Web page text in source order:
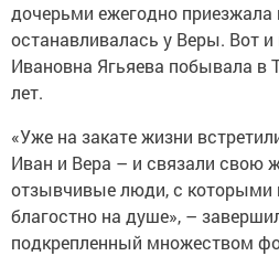
дочерьми ежегодно
останавливалась у Веры. Вот
Ивановна Ягьяева побывала в
лет.
«Уже на закате жизни
Иван и Вера – и связали свою
отзывчивые люди, с которыми
благостно на душе», –
подкрепленный множеством